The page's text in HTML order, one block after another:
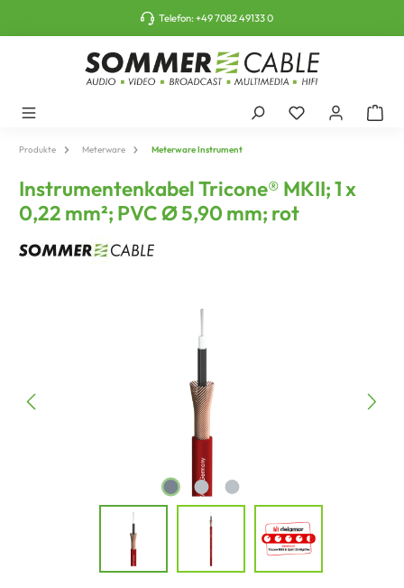
Telefon:+49 7082 49133 0
Produkte Meterware Meterware Instrument
Instrumentenkabel Tricone® MKII; 1 x
0,22 mm²; PVC Ø 5,90 mm; rot